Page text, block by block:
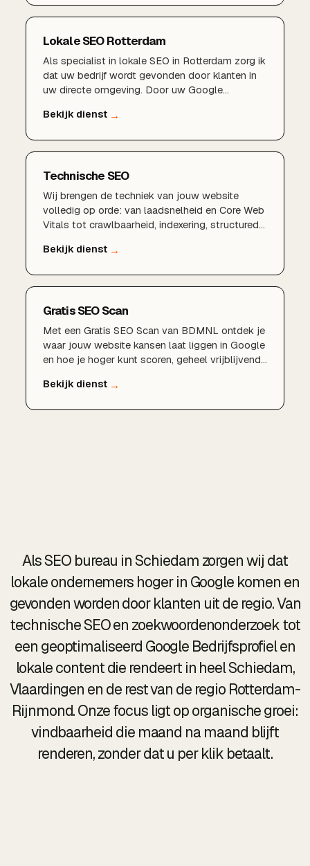
Lokale SEO Rotterdam
Als specialist in lokale SEO in Rotterdam zorg ik
dat uw bedrijf wordt gevonden door klanten in
uw directe omgeving. Door uw Google
content te optimaliseren, verschijnt u hoger in
Technische SEO
Wij brengen de techniek van jouw website
volledig op orde: van laadsnelheid en Core Web
Vitals tot crawlbaarheid, indexering, structured
fundament waarop al je andere SEO-
Gratis SEO Scan
Met een Gratis SEO Scan van BDMNL ontdek je
waar jouw website kansen laat liggen in Google
en hoe je hoger kunt scoren, geheel vrijblijvend
Als SEO bureau in Schiedam zorgen wij dat
lokale ondernemers hoger in Google komen en
gevonden worden door klanten uit de regio. Van
technische SEO en zoekwoordenonderzoek tot
een geoptimaliseerd Google Bedrijfsprofiel en
lokale content die rendeert in heel Schiedam,
Vlaardingen en de rest van de regio Rotterdam-
Rijnmond. Onze focus ligt op organische groei:
vindbaarheid die maand na maand blijft
renderen, zonder dat u per klik betaalt.